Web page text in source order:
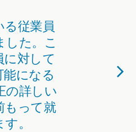
従業員
た。こ
対して
になる
の詳しい
もって就
。